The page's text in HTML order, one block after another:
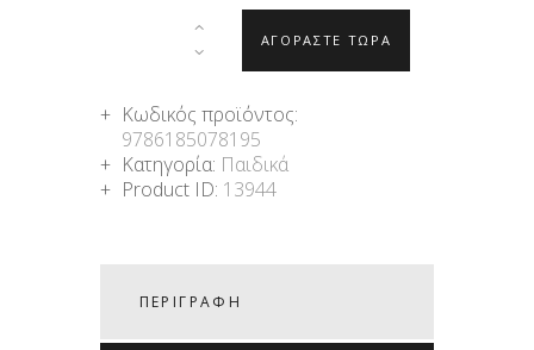
ΑΓΟΡΑΣΤΕ ΤΩΡΑ
Κωδικός προϊόντος:
9786185078195
Κατηγορία: Παιδικά
Product ID: 13944
ΠΕΡΙΓΡΑΦΉ